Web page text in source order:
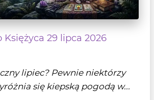
Księżyca 29 lipca 2026
lipiec? Pewnie niektórzy
się kiepską pogodą w...